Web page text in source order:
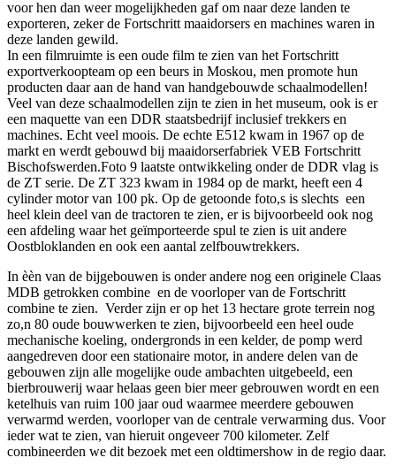
voor hen dan weer mogelijkheden gaf om naar deze landen te
exporteren, zeker de Fortschritt maaidorsers en machines waren in
deze landen gewild.
In een filmruimte is een oude film te zien van het Fortschritt
exportverkoopteam op een beurs in Moskou, men promote hun
producten daar aan de hand van handgebouwde schaalmodellen!
Veel van deze schaalmodellen zijn te zien in het museum, ook is er
een maquette van een DDR staatsbedrijf inclusief trekkers en
machines. Echt veel moois. De echte E512 kwam in 1967 op de
markt en werdt gebouwd bij maaidorserfabriek VEB Fortschritt
Bischofswerden.Foto 9 laatste ontwikkeling onder de DDR vlag is
de ZT serie. De ZT 323 kwam in 1984 op de markt, heeft een 4
cylinder motor van 100 pk. Op de getoonde foto,s is slechts een
heel klein deel van de tractoren te zien, er is bijvoorbeeld ook nog
een afdeling waar het geïmporteerde spul te zien is uit andere
Oostbloklanden en ook een aantal zelfbouwtrekkers.
In èèn van de bijgebouwen is onder andere nog een originele Claas
MDB getrokken combine en de voorloper van de Fortschritt
combine te zien. Verder zijn er op het 13 hectare grote terrein nog
zo,n 80 oude bouwwerken te zien, bijvoorbeeld een heel oude
mechanische koeling, ondergronds in een kelder, de pomp werd
aangedreven door een stationaire motor, in andere delen van de
gebouwen zijn alle mogelijke oude ambachten uitgebeeld, een
bierbrouwerij waar helaas geen bier meer gebrouwen wordt en een
ketelhuis van ruim 100 jaar oud waarmee meerdere gebouwen
verwarmd werden, voorloper van de centrale verwarming dus. Voor
ieder wat te zien, van hieruit ongeveer 700 kilometer. Zelf
combineerden we dit bezoek met een oldtimershow in de regio daar.